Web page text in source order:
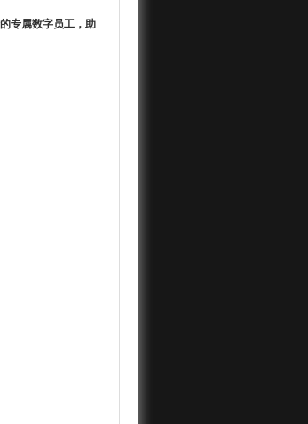
专属数字员工，助